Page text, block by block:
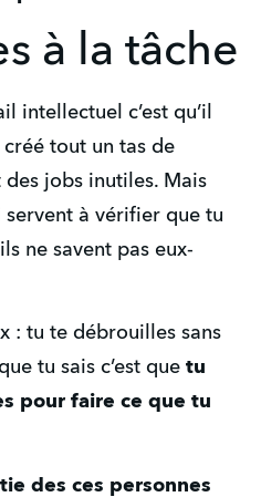
à la tâche
intellectuel c’est qu’il
tout un tas de
jobs inutiles. Mais
servent à vérifier que tu
ne savent pas eux-
: tu te débrouilles sans
tu sais c’est que tu
pour faire ce que tu
des ces personnes